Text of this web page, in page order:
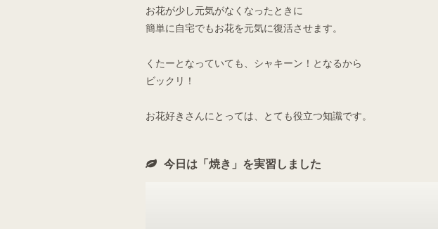
お花が少し元気がなくなったときに
簡単に自宅でもお花を元気に復活させます。
くたーとなっていても、シャキーン！となるから
ビックリ！
お花好きさんにとっては、とても役立つ知識です。
今日は「焼き」を実習しました